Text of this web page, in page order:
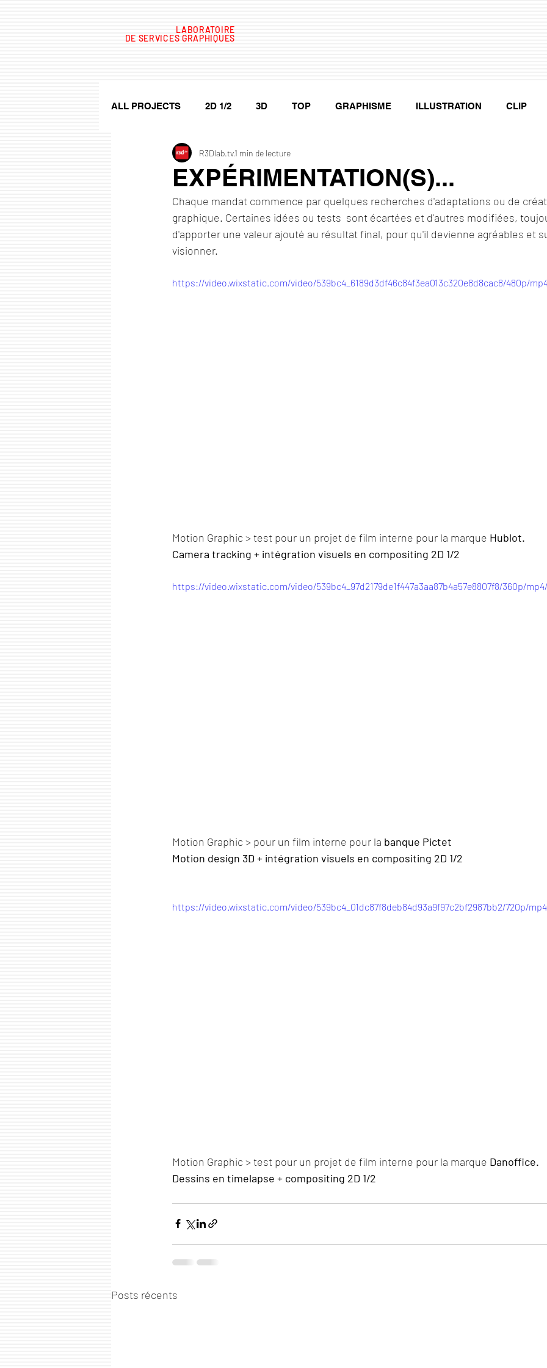
LABORATOIRE
DE SERVICES GRAPHIQUES
ALL PROJECTS 2D 1/2 3D TOP GRAPHISME ILLUSTRATION CLIP
PROMOTION After Effects
EXPÉRIMENTATION(S)...
R3Dlab.tv1 min de lecture
Chaque mandat commence par quelques recherches d'adaptations ou de
graphique. Certaines idées ou tests  sont écartées et d'autres modifiées,
d'apporter une valeur ajouté au résultat final, pour qu'il devienne agréables et
visionner.
https://video.wixstatic.com/video/539bc4_6189d3df46c84f3ea013c320e8d8cac8/480p/
Motion Graphic > test pour un projet de film interne pour la marque Hublot.
Camera tracking + intégration visuels en compositing 2D 1/2
https://video.wixstatic.com/video/539bc4_97d2179de1f447a3aa87b4a57e8807f8/360p/
Motion Graphic > pour un film interne pour la banque Pictet
Motion design 3D + intégration visuels en compositing 2D 1/2
https://video.wixstatic.com/video/539bc4_01dc87f8deb84d93a9f97c2bf2987bb2/720p/
Motion Graphic > test pour un projet de film interne pour la marque Danoffice.
Dessins en timelapse + compositing 2D 1/2
Posts récents